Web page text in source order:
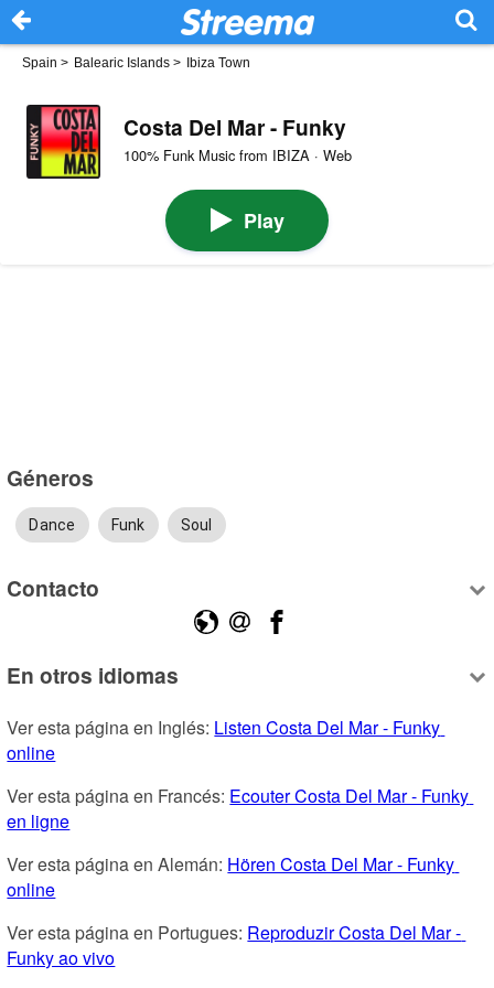
Spain > Balearic Islands > Ibiza Town
Costa Del Mar - Funky
100% Funk Music from IBIZA · Web
Play
Géneros
Dance Funk Soul
Contacto
En otros idiomas
Ver esta página en Inglés: Listen Costa Del Mar - Funky
online
Ver esta página en Francés: Ecouter Costa Del Mar - Funky
en ligne
Ver esta página en Alemán: Hören Costa Del Mar - Funky
online
Ver esta página en Portugues: Reproduzir Costa Del Mar -
Funky ao vivo